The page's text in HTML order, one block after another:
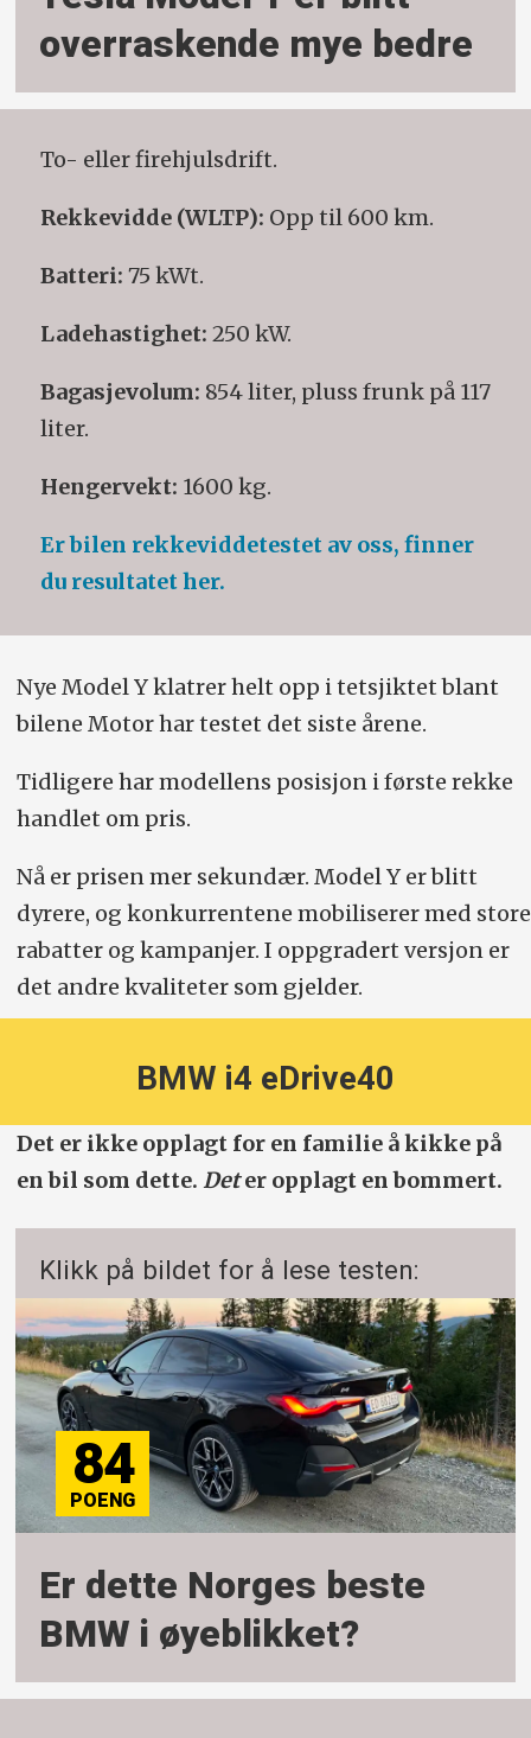
overraskende mye bedre
To- eller firehjulsdrift.
Rekkevidde (WLTP): Opp til 600 km.
Batteri: 75 kWt.
Ladehastighet: 250 kW.
Bagasjevolum: 854 liter, pluss frunk på 117
liter.
Hengervekt: 1600 kg.
Er bilen rekkeviddetestet av oss, finner
du resultatet her.
Nye Model Y klatrer helt opp i tetsjiktet blant
bilene Motor har testet det siste årene.
Tidligere har modellens posisjon i første rekke
handlet om pris.
Nå er prisen mer sekundær. Model Y er blitt
dyrere, og konkurrentene mobiliserer med store
rabatter og kampanjer. I oppgradert versjon er
det andre kvaliteter som gjelder.
BMW i4 eDrive40
Det er ikke opplagt for en familie å kikke på
en bil som dette. Deter opplagt en bommert.
Klikk på bildet for å lese testen:
84
Er dette Norges beste
BMW i øyeblikket?